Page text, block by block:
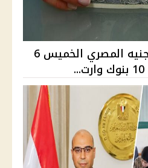
سعر الدولار مقابل الجنيه المصري الخميس 6